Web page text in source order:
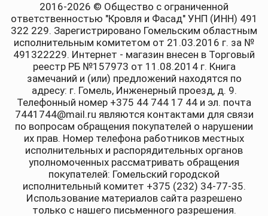
2016-2026 © Общество с ограниченной
ответственностью "Кровля и Фасад" УНП (ИНН) 491
322 229. Зарегистрировано Гомельским областным
исполнительным комитетом от 21.03.2016 г. за №
491322229. Интернет - магазин внесен в Торговый
реестр РБ №157973 от 11.08.2014 г. Книга
замечаний и (или) предложений находятся по
адресу: г. Гомель, Инженерный проезд, д. 9.
Телефонный номер +375 44 744 17 44 и эл. почта
7441744@mail.ru являются контактами для связи
по вопросам обращения покупателей о нарушении
их прав. Номер телефона работников местных
исполнительных и распорядительных органов
уполномоченных рассматривать обращения
покупателей: Гомельский городской
исполнительный комитет +375 (232) 34-77-35.
Использование материалов сайта разрешено
только с нашего письменного разрешения.